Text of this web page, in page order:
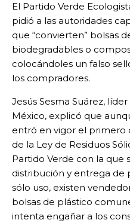
El Partido Verde
pidió a las autoridades
que “convierten” bolsas
biodegradables o
colocándoles un falso
los compradores.
Jesús Sesma Suárez,
México, explicó que
entró en vigor el primero
de la Ley de Residuos
Partido Verde con la que
distribución y entrega de
sólo uso, existen
bolsas de plástico
intenta engañar a los